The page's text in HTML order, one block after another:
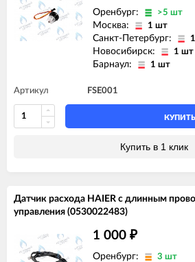
Оренбург: >5 шт
Москва: 1 шт
Санкт-Петербург:
Новосибирск: 1 шт
Барнаул: 1 шт
Артикул FSE001
КУПИТЬ
Купить в 1 клик
Датчик расхода HAIER с длинным
управления (0530022483)
1 000 ₽
Оренбург: 3 шт